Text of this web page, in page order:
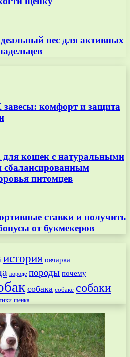
пес для активных
комфорт и защита
кошек с натуральными
сбалансированным
питомцев
ставки и получить
от букмекеров
история овчарка
породе породы почему
собака собаке собаки
щенка